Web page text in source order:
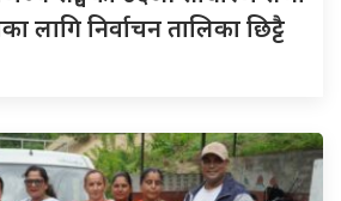
लागि निर्वाचन तालिका छिट्टै